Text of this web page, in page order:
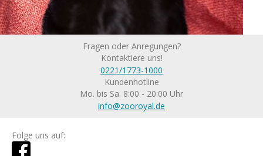
Fragen oder Anregungen?
Kontaktiere uns!
0221/1773-1000
Kundenhotline
Mo. bis Sa. 8:00 - 20:00 Uhr
info@zooroyal.de
Folge uns auf: